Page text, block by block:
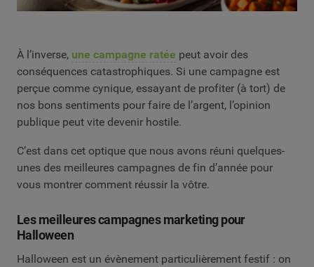
À l’inverse, une campagne ratée peut avoir des
conséquences catastrophiques. Si une campagne est
perçue comme cynique, essayant de profiter (à tort) de
nos bons sentiments pour faire de l’argent, l’opinion
publique peut vite devenir hostile.
C’est dans cet optique que nous avons réuni quelques-
unes des meilleures campagnes de fin d’année pour
vous montrer comment réussir la vôtre.
Les meilleures campagnes marketing pour
Halloween
Halloween est un évènement particulièrement festif : on